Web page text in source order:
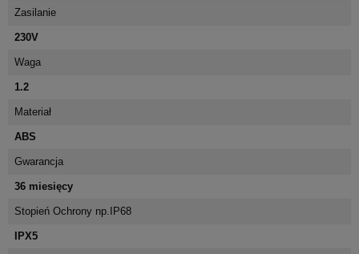
Zasilanie
230V
Waga
1.2
Materiał
ABS
Gwarancja
36 miesięcy
Stopień Ochrony np.IP68
IPX5